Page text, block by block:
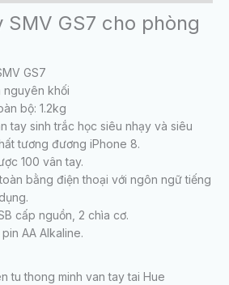
SMV GS7 cho phòng
GS7
nguyên khối
bộ: 1.2kg
tay sinh trắc học siêu nhạy và siêu
tương đương iPhone 8.
100 vân tay.
bằng điện thoại với ngôn ngữ tiếng
cấp nguồn, 2 chìa cơ.
AA Alkaline.
tu thong minh van tay tai Hue